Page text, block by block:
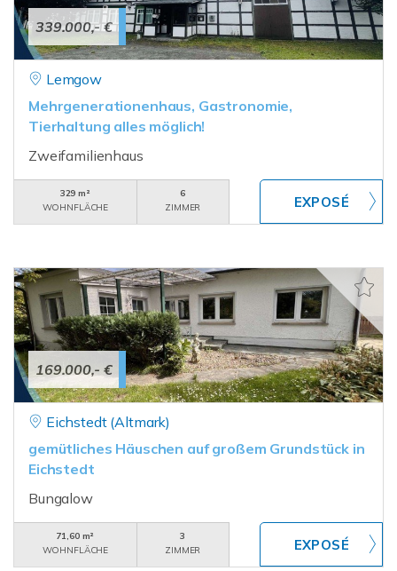
339.000,- €
Lemgow
Mehrgenerationenhaus, Gastronomie,
Tierhaltung alles möglich!
Zweifamilienhaus
329 m²
WOHNFLÄCHE
6
ZIMMER
169.000,- €
Eichstedt (Altmark)
gemütliches Häuschen auf großem Grundstück in
Eichstedt
Bungalow
71,60 m²
WOHNFLÄCHE
3
ZIMMER